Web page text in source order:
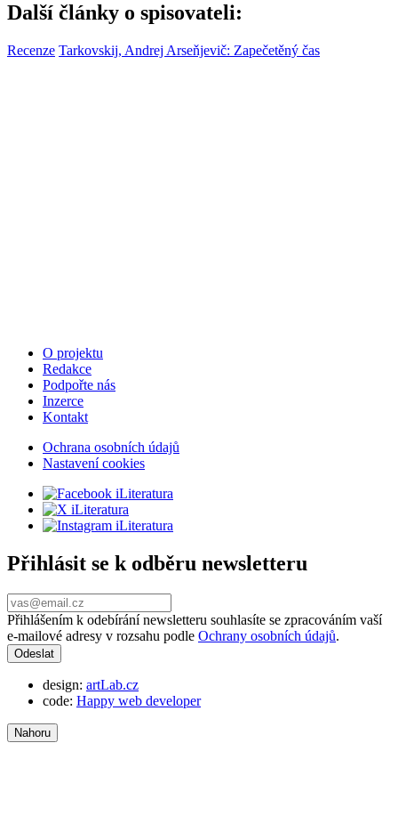
Další články o spisovateli:
Recenze Tarkovskij, Andrej Arseňjevič: Zapečetěný čas
O projektu
Redakce
Podpořte nás
Inzerce
Kontakt
Ochrana osobních údajů
Nastavení cookies
Přihlásit se k odběru newsletteru
Přihlášením k odebírání newsletteru souhlasíte se zpracováním vaší
e-mailové adresy v rozsahu podle Ochrany osobních údajů.
design: artLab.cz
code: Happy web developer
Nahoru